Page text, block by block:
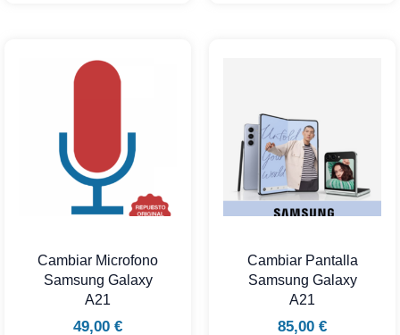
Cambiar Microfono
Samsung Galaxy
A21
49,00 €
Cambiar Pantalla
Samsung Galaxy
A21
85,00 €